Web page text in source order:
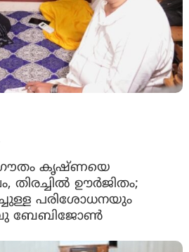
ഗൗതം കൃഷ്ണയെ
തിരച്ചിൽ ഊർജിതം;
പരിശോധനയും
ബേബിജോണ്‍